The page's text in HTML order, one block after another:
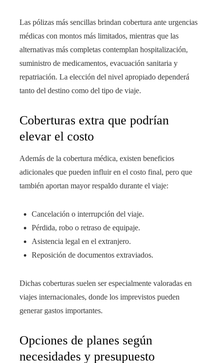
Las pólizas más sencillas brindan cobertura ante urgencias
médicas con montos más limitados, mientras que las
alternativas más completas contemplan hospitalización,
suministro de medicamentos, evacuación sanitaria y
repatriación. La elección del nivel apropiado dependerá
tanto del destino como del tipo de viaje.
Coberturas extra que podrían
elevar el costo
Además de la cobertura médica, existen beneficios
adicionales que pueden influir en el costo final, pero que
también aportan mayor respaldo durante el viaje:
Cancelación o interrupción del viaje.
Pérdida, robo o retraso de equipaje.
Asistencia legal en el extranjero.
Reposición de documentos extraviados.
Dichas coberturas suelen ser especialmente valoradas en
viajes internacionales, donde los imprevistos pueden
generar gastos importantes.
Opciones de planes según
necesidades y presupuesto